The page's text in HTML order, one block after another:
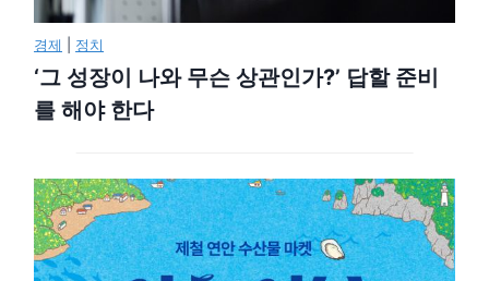
경제 정치
‘그 성장이 나와 무슨 상관인가?’ 답할 준비
를 해야 한다